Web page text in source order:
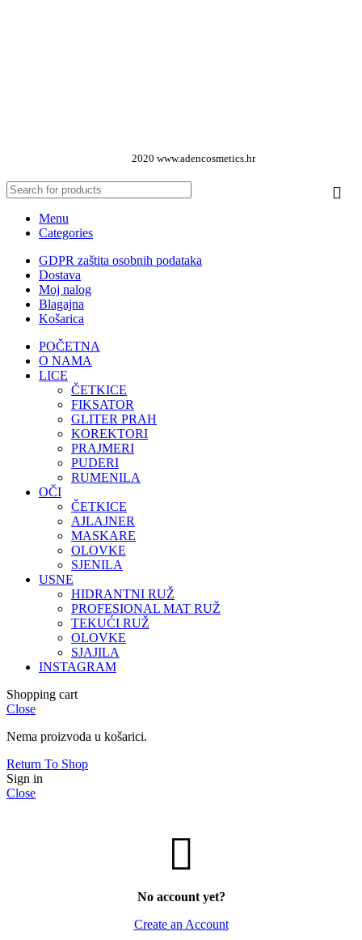
2020 www.adencosmetics.hr
Menu
Categories
GDPR zaštita osobnih podataka
Dostava
Moj nalog
Blagajna
Košarica
POČETNA
O NAMA
LICE
ČETKICE
FIKSATOR
GLITER PRAH
KOREKTORI
PRAJMERI
PUDERI
RUMENILA
OČI
ČETKICE
AJLAJNER
MASKARE
OLOVKE
SJENILA
USNE
HIDRANTNI RUŽ
PROFESIONAL MAT RUŽ
TEKUĆI RUŽ
OLOVKE
SJAJILA
INSTAGRAM
Shopping cart
Close
Nema proizvoda u košarici.
Return To Shop
Sign in
Close
No account yet?
Create an Account